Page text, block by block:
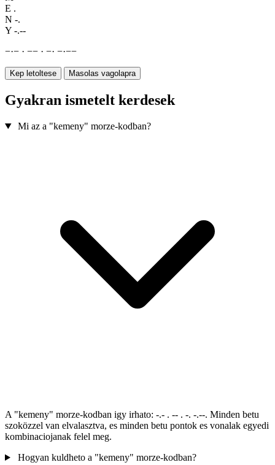
E .
N -.
Y -.--
−·− · −− · −· −·−−
Kep letoltese Masolas vagolapra
Gyakran ismetelt kerdesek
Mi az a "kemeny" morze-kodban?
A "kemeny" morze-kodban igy irhato: -.- . -- . -. -.--. Minden betu
szoközzel van elvalasztva, es minden betu pontok es vonalak egyedi
kombinaciojanak felel meg.
Hogyan kuldheto a "kemeny" morze-kodban?